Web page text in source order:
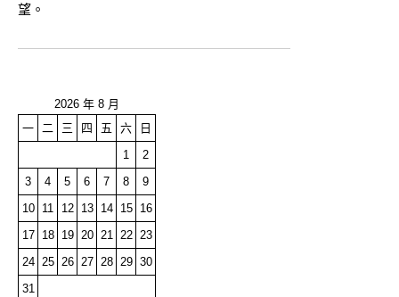
望。
2026 年 8 月
一
二 三 四 五 六
日
1
2
3
4 5 6 7 8
9
10
11 12 13 14 15
16
17
18 19 20 21 22
23
24
25 26 27 28 29 30
31